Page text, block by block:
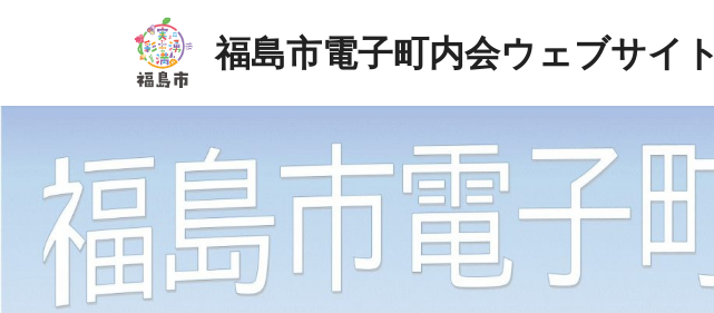
福島市電子町内会ウェブサイト